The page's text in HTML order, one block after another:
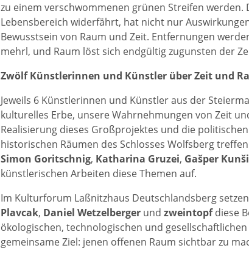
zu einem verschwommenen grünen Streifen
Lebensbereich widerfährt, hat nicht nur
Bewusstsein von Raum und Zeit. Entfernungen
mehrl, und Raum löst sich endgültig zugunsten der
Zwölf Künstlerinnen und Künstler über Zeit und
Jeweils 6 Künstlerinnen und Künstler aus der
kulturelles Erbe, unsere Wahrnehmungen von Zeit
Realisierung dieses Großprojektes und die
historischen Räumen des Schlosses Wolfsberg
Simon Goritschnig, Katharina Gruzei, Gašper
künstlerischen Arbeiten diese Themen auf.
Im Kulturforum Laßnitzhaus Deutschlandsberg setzen
Plavcak, Daniel Wetzelbergerund zweintopfdiese
ökologischen, technologischen und
gemeinsame Ziel: jenen offenen Raum sichtbar zu